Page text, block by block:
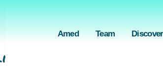
Amed Team
Sam Miller
Consectetur adipiscing elit, sed do eiusmod